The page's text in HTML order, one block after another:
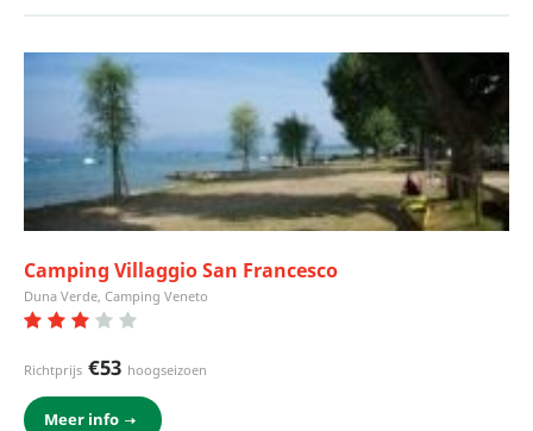
Camping Villaggio San Francesco
Duna Verde, Camping Veneto
Richtprijs €53 hoogseizoen
Meer info